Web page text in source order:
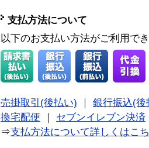
支払方法について
以下のお支払い方法がご利用で
売掛取引(後払い)
銀行振込(後
換宅配便
セブンイレブン決済
⇒支払方法について詳しくはこ